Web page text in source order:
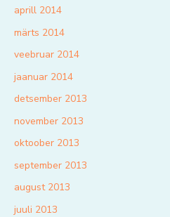
aprill 2014
märts 2014
veebruar 2014
jaanuar 2014
detsember 2013
november 2013
oktoober 2013
september 2013
august 2013
juuli 2013